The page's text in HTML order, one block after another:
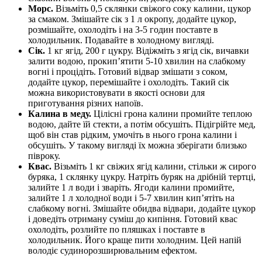
Морс. Візьміть 0,5 склянки свіжого соку калини, цукор
за смаком. Змішайте сік з 1 л окропу, додайте цукор,
розмішайте, охолодіть і на 3-5 годин поставте в
холодильник. Подавайте в холодному вигляді.
Сік. 1 кг ягід, 200 г цукру. Відіжміть з ягід сік, вичавки
залити водою, прокип’ятити 5-10 хвилин на слабкому
вогні і процідіть. Готовий відвар змішати з соком,
додайте цукор, перемішайте і охолодіть. Такий сік
можна використовувати в якості основи для
приготування різних напоїв.
Калина в меду. Цілісні грона калини промийте теплою
водою, дайте їй стекти, а потім обсушіть. Підігрійте мед,
щоб він став рідким, умочіть в нього грона калини і
обсушіть. У такому вигляді їх можна зберігати близько
півроку.
Квас. Візьміть 1 кг свіжих ягід калини, стільки ж сирого
буряка, 1 склянку цукру. Натріть буряк на дрібній тертці,
залийте 1 л води і зваріть. Ягоди калини промийте,
залийте 1 л холодної води і 5-7 хвилин кип’ятіть на
слабкому вогні. Змішайте обидва відвари, додайте цукор
і доведіть отриману суміш до кипіння. Готовий квас
охолодіть, розлийте по пляшках і поставте в
холодильник. Його краще пити холодним. Цей напій
володіє судинорозширювальним ефектом.